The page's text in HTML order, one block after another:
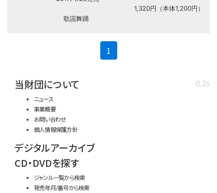
1,320円（本体1,200円）
歌謡舞踊
1
0.2s
当財団について
ニュース
事業概要
お問い合わせ
個人情報保護方針
デジタルアーカイブ
CD・DVDを探す
ジャンル一覧から検索
発売年月/番号から検索